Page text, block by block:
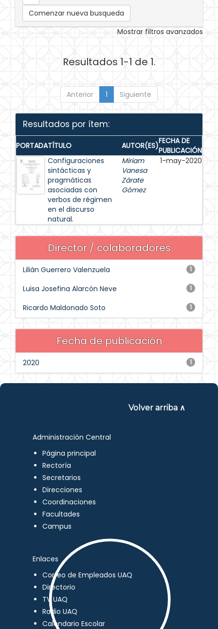
Comenzar nueva busqueda
Mostrar filtros avanzados
Resultados 1-1 de 1.
Anterior 1 Siguiente
Resultados por ítem:
PORTADATÍTULO AUTOR(ES)FECHA DE
PUBLICACIÓN
Configuraciones
sintácticas y
pragmáticas
asociadas con
verbos de régimen
en el discurso
natural.
Miriam
Vanesa
Zárate
Gómez
1-may-2020
Director / colaboradores
1
Lilián Guerrero Valenzuela
1
Luisa Josefina Alarcón Neve
1
Ricardo Maldonado Soto
Fecha de publicación
1
2020
Volver arriba ∧
Administración Central
Página principal
Rectoría
Secretarios
Direcciones
Coordinaciones
Facultades
Campus
Enlaces
Correo de Empleados UAQ
Directorio
TV UAQ
Radio UAQ
Calendario Escolar